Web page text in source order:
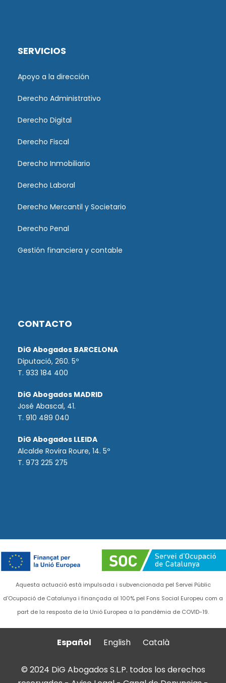
SERVICIOS
Apoyo a la dirección
Derecho Administrativo
Derecho Digital
Derecho Fiscal
Derecho Inmobiliario
Derecho Laboral
Derecho Mercantil y Societario
Derecho Penal
Gestión financiera y contable
CONTACTO
DiG Abogados BARCELONA
Diputació, 260. 5º
T. 933 184 400
DiG Abogados MADRID
José Abascal, 41.
T. 910 489 040
DiG Abogados LLEIDA
Alcalde Rovira Roure, 14. 5º
T. 973 225 275
Aquesta actuació està impulsada i subvencionada pel Servei Públic
d'Ocupació de Catalunya i finançada al 100% pel Fons Social Europeu com a
part de la resposta de la Unió Europea a la pandèmia de COVID-19.
Español English Català
© 2024 DiG Abogados S.L.P. todos los derechos